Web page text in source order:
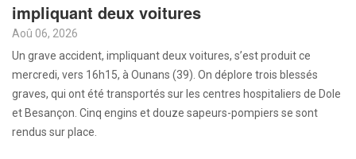
impliquant deux voitures
Aoû 06, 2026
Un grave accident, impliquant deux voitures, s’est produit ce
mercredi, vers 16h15, à Ounans (39). On déplore trois blessés
graves, qui ont été transportés sur les centres hospitaliers de Dole
et Besançon. Cinq engins et douze sapeurs-pompiers se sont
rendus sur place.